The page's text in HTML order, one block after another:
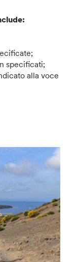
specificati;
alla voce